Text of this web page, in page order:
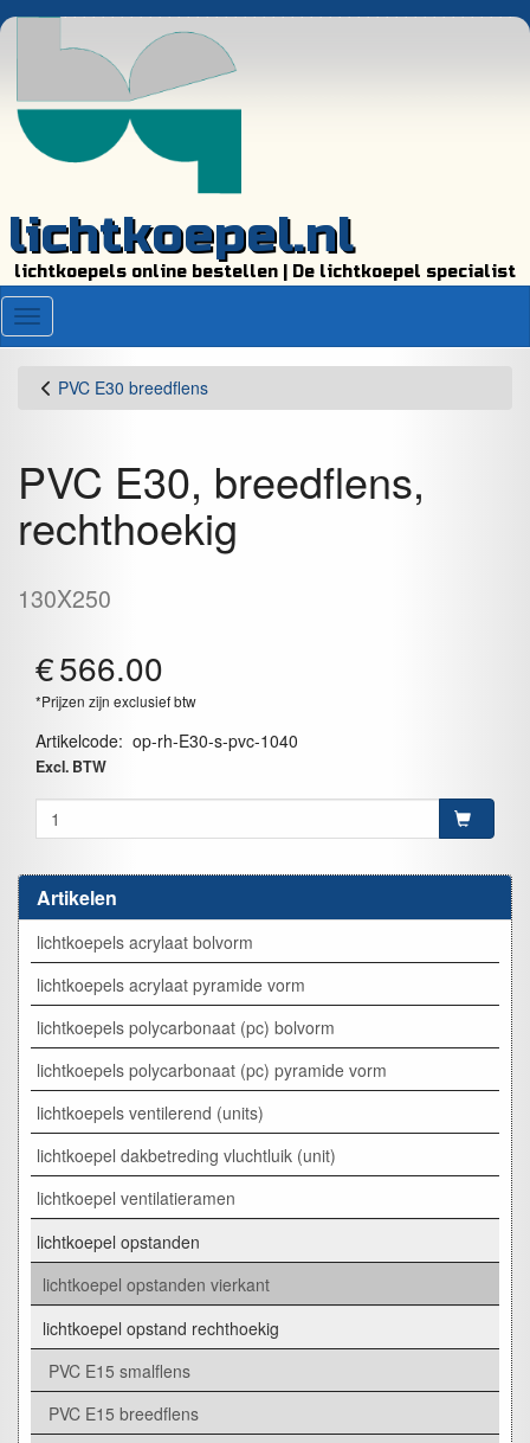
lichtkoepel.nl
lichtkoepels online bestellen | De lichtkoepel specialist
Menu
Artikelen
lichtkoepels acrylaat bolvorm
lichtkoepels acrylaat pyramide vorm
lichtkoepels polycarbonaat (pc) bolvorm
lichtkoepels polycarbonaat (pc) pyramide vorm
lichtkoepels ventilerend (units)
lichtkoepel dakbetreding vluchtluik (unit)
lichtkoepel ventilatieramen
lichtkoepel opstanden
lichtkoepel opstanden vierkant
lichtkoepel opstand rechthoekig
PVC E15 smalflens
PVC E15 breedflens
PVC E30 breedflens
PVC E30, breedflens,
rechthoekig
130X250
€566.00
*Prijzen zijn exclusief btw
Artikelcode: op-rh-E30-s-pvc-1040
Excl. BTW